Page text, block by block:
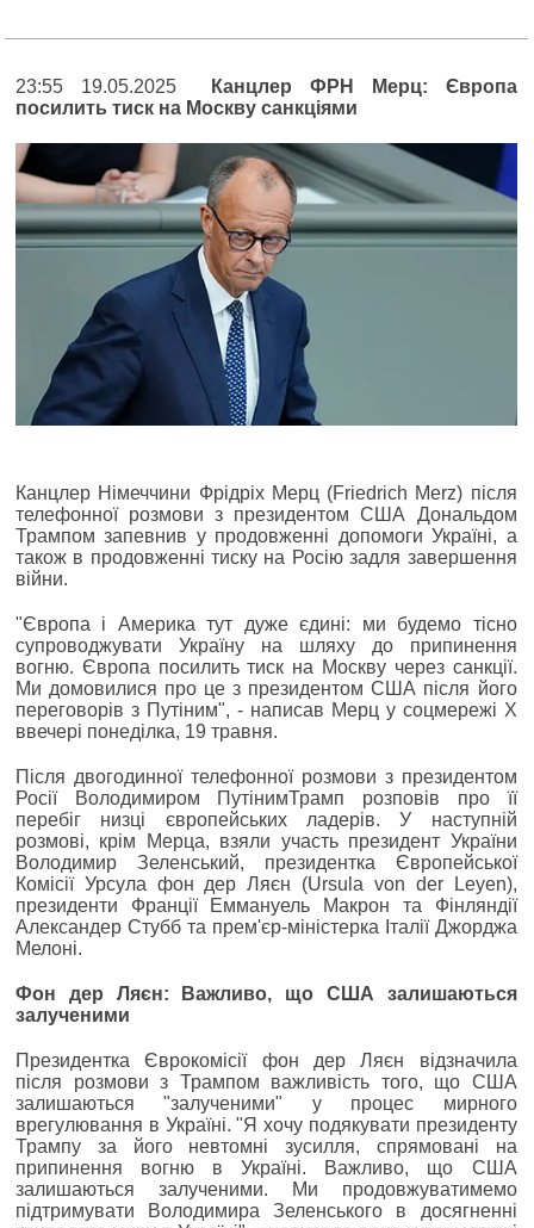
23:55 19.05.2025
Канцлер ФРН Мерц: Європа
посилить тиск на Москву санкціями
Канцлер Німеччини Фрідріх Мерц (Friedrich Merz) після
телефонної розмови з президентом США Дональдом
Трампом запевнив у продовженні допомоги Україні, а
також в продовженні тиску на Росію задля завершення
війни.
"Європа і Америка тут дуже єдині: ми будемо тісно
супроводжувати Україну на шляху до припинення
вогню. Європа посилить тиск на Москву через санкції.
Ми домовилися про це з президентом США після його
переговорів з Путіним", - написав Мерц у соцмережі Х
ввечері понеділка, 19 травня.
Після двогодинної телефонної розмови з президентом
Росії Володимиром ПутінимТрамп розповів про її
перебіг низці європейських ладерів. У наступній
розмові, крім Мерца, взяли участь президент України
Володимир Зеленський, президентка Європейської
Комісії Урсула фон дер Ляєн (Ursula von der Leyen),
президенти Франції Еммануель Макрон та Фінляндії
Александер Стубб та прем'єр-міністерка Італії Джорджа
Мелоні.
Фон дер Ляєн: Важливо, що США залишаються
залученими
Президентка Єврокомісії фон дер Ляєн відзначила
після розмови з Трампом важливість того, що США
залишаються "залученими" у процес мирного
врегулювання в Україні. "Я хочу подякувати президенту
Трампу за його невтомні зусилля, спрямовані на
припинення вогню в Україні. Важливо, що США
залишаються залученими. Ми продовжуватимемо
підтримувати Володимира Зеленського в досягненні